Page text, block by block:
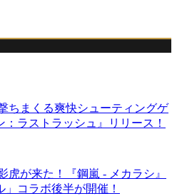
ちまくる爽快シューティングゲ
ラストラッシュ』リリース！
虎が来た！『鋼嵐 - メカラシ』
コラボ後半が開催！